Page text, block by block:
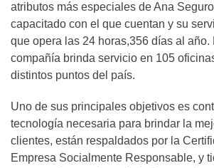
atributos más especiales de Ana
capacitado con el que cuentan y su
que opera las 24 horas,356 días al año.
compañía brinda servicio en 105
distintos puntos del país.
Uno de sus principales objetivos es
tecnología necesaria para brindar la
clientes, están respaldados por la
Empresa Socialmente Responsable, y